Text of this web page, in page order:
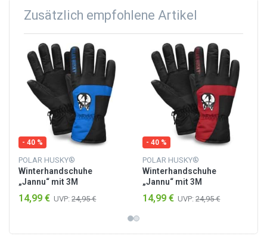
Zusätzlich empfohlene Artikel
- 40 %
POLAR HUSKY®
Winterhandschuhe
„Jannu“ mit 3M
Thinsulate™ (40 g) Blau
14,99 € UVP: 24,95 €
- 40 %
POLAR HUSKY®
Winterhandschuhe
„Jannu“ mit 3M
Thinsulate™ (40 g) Rot
14,99 € UVP: 24,95 €